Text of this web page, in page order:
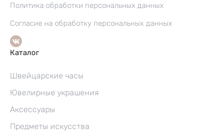
Политика обработки персональных данных
Согласие на обработку персональных данных
Каталог
Швейцарские часы
Ювелирные украшения
Аксессуары
Предметы искусства